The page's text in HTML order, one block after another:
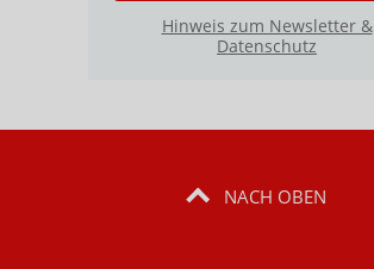
Hinweis zum Newsletter &
Datenschutz
NACH OBEN